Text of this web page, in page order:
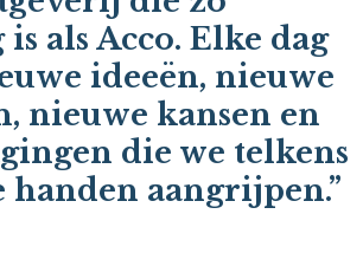
als Acco. Elke dag
ideeën, nieuwe
nieuwe kansen en
die we telkens
handen aangrijpen.”